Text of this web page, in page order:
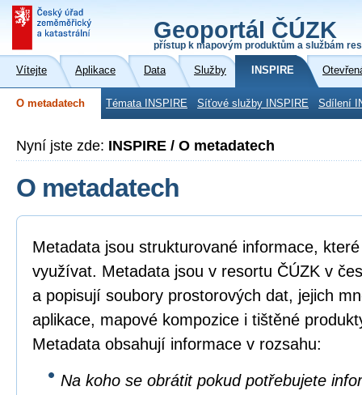
Geoportál ČÚZK
přístup k mapovým produktům a službám
Vítejte Aplikace Data Služby INSPIRE
O metadatech Témata INSPIRE Síťové služby INSPIRE Sdílení
Nyní jste zde: INSPIRE / O metadatech
O metadatech
Metadata jsou strukturované informace,
využívat. Metadata jsou v resortu ČÚZK v
a popisují soubory prostorových dat, jejich
aplikace, mapové kompozice i tištěné
Metadata obsahují informace v rozsahu:
Na koho se obrátit pokud potřebujete